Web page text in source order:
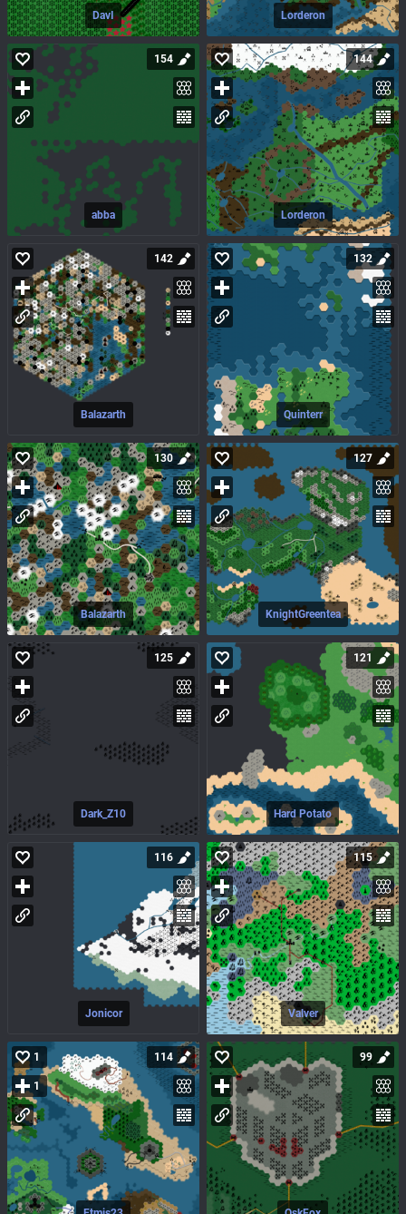
DavI Lorderon
abba
154
Lorderon
144
Balazarth
142
Quinterr
132
Balazarth
130
KnightGreentea
127
Dark_Z10
125
Hard Potato
121
Jonicor
116
Valver
115
1
1
114 99